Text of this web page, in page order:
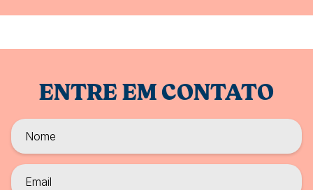
ENTRE EM CONTATO